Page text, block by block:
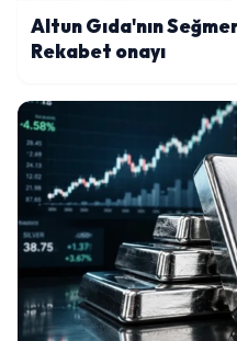
Altun Gıda'nın
Rekabet onayı